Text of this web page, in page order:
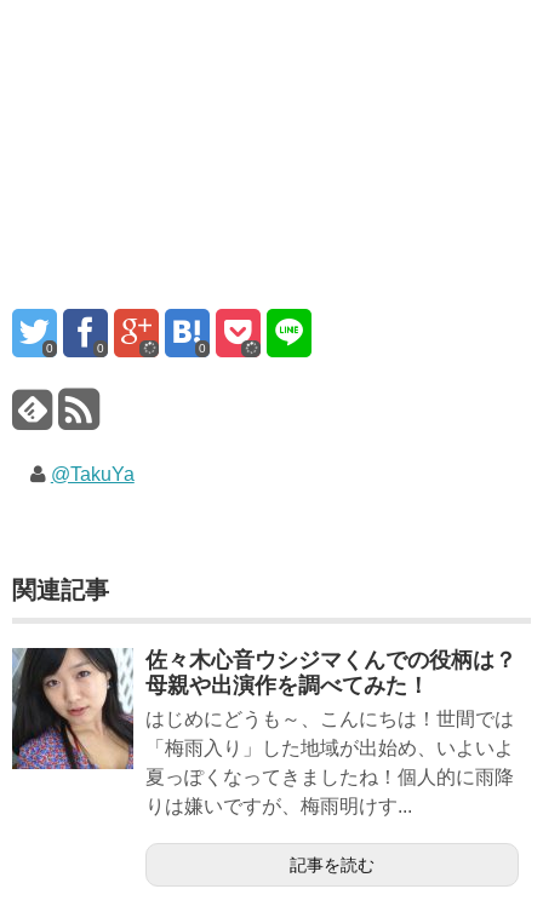
0 0 0
@TakuYa
関連記事
佐々木心音ウシジマくんでの役柄は？
母親や出演作を調べてみた！
はじめにどうも～、こんにちは！世間では
「梅雨入り」した地域が出始め、いよいよ
夏っぽくなってきましたね！個人的に雨降
りは嫌いですが、梅雨明けす...
記事を読む